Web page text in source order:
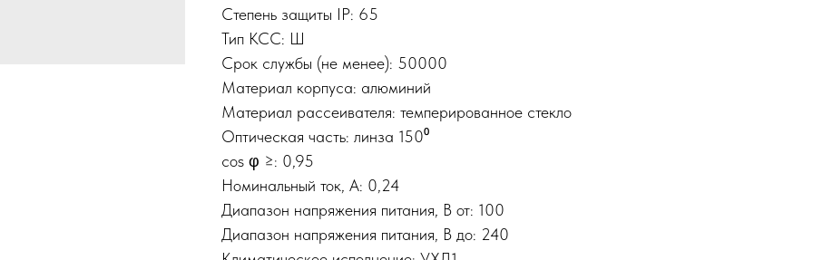
Степень защиты IP: 65
Тип КСС: Ш
Срок службы (не менее): 50000
Материал корпуса: алюминий
Материал рассеивателя: темперированное стекло
Оптическая часть: линза 150⁰
cos φ ≥: 0,95
Номинальный ток, A: 0,24
Диапазон напряжения питания, В от: 100
Диапазон напряжения питания, В до: 240